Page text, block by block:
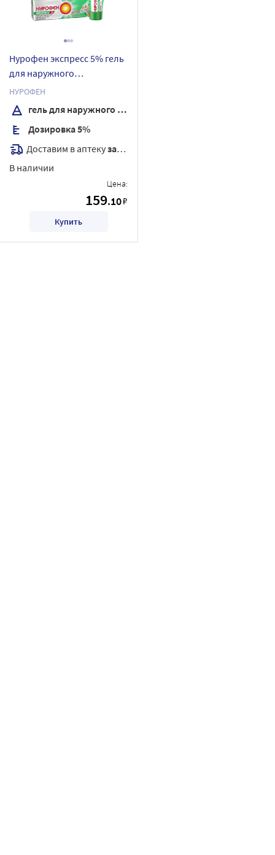
Нурофен экспресс 5% гель
для наружного
применения 50 гр
НУРОФЕН
гель для наружного применения
Дозировка 5%
Доставим в аптекузавтра
В наличии
Цена:
159.10₽
Купить